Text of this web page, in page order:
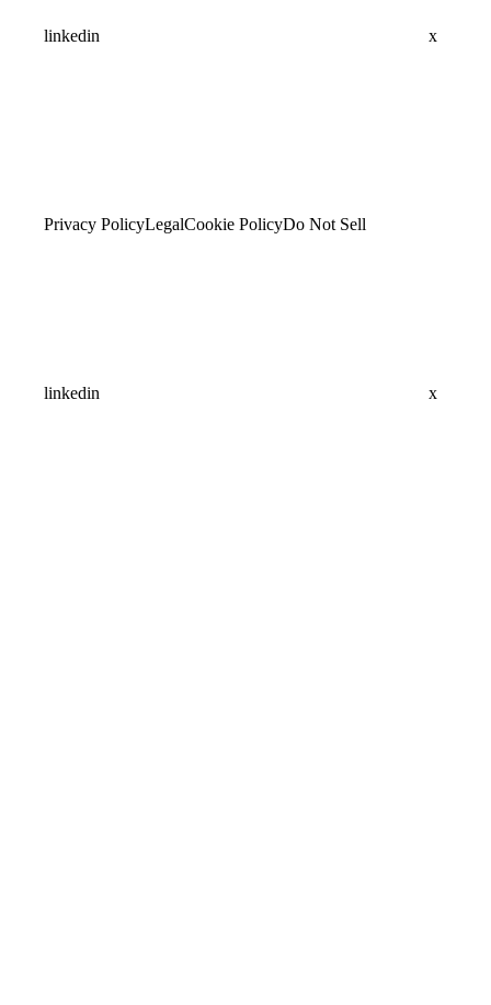
linkedin x
Privacy PolicyLegalCookie PolicyDo Not Sell
linkedin x